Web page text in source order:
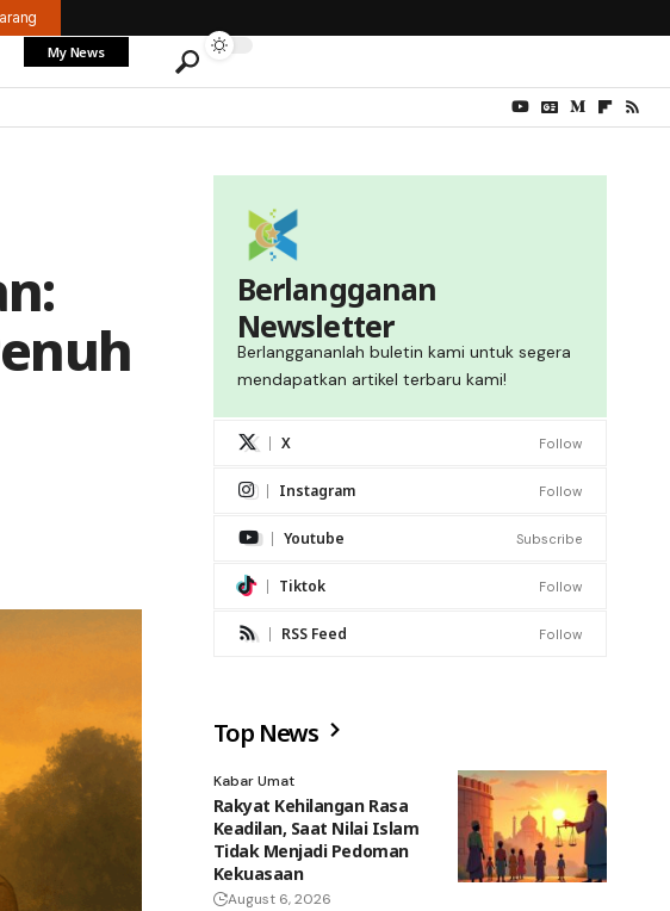
My News
Berlangganan
Newsletter
Berlanggananlah buletin kami untuk segera
mendapatkan artikel terbaru kami!
X Follow
Instagram Follow
Youtube Subscribe
Tiktok Follow
RSS Feed Follow
Top News
Kabar Umat
Rakyat Kehilangan Rasa
Keadilan, Saat Nilai Islam
Tidak Menjadi Pedoman
Kekuasaan
August 6, 2026